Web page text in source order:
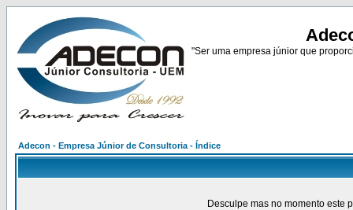
"Ser uma empresa júnior que
Adecon - Empresa Júnior de Consultoria - Índice
Desculpe mas no momento este